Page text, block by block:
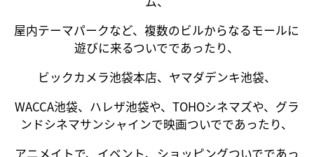
屋内テーマパークなど、複数のビルからなるモールに
遊びに来るついでであったり、
ビックカメラ池袋本店、ヤマダデンキ池袋、
WACCA池袋、ハレザ池袋や、TOHOシネマズや、グラ
ンドシネマサンシャインで映画ついでであったり、
アニメイトで、イベント、ショッピングついでであっ